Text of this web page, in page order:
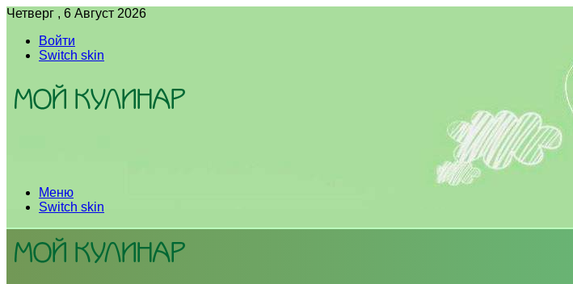
Четверг , 6 Август 2026
Войти
Switch skin
Меню
Switch skin